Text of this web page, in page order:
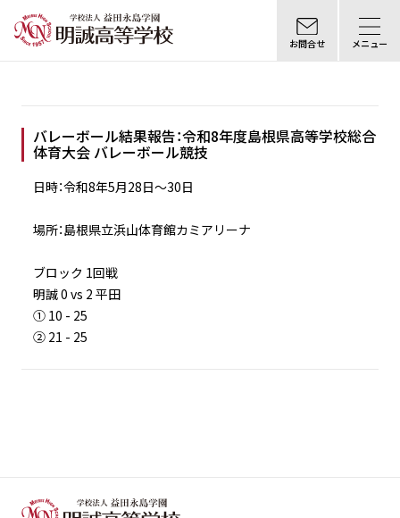
お問合せ メニュー
バレーボール結果報告：令和8年度島根県高等学校総合
体育大会 バレーボール競技
日時：令和8年5月28日〜30日
場所：島根県立浜山体育館カミアリーナ
ブロック 1回戦
明誠 0 vs 2 平田
① 10 - 25
② 21 - 25